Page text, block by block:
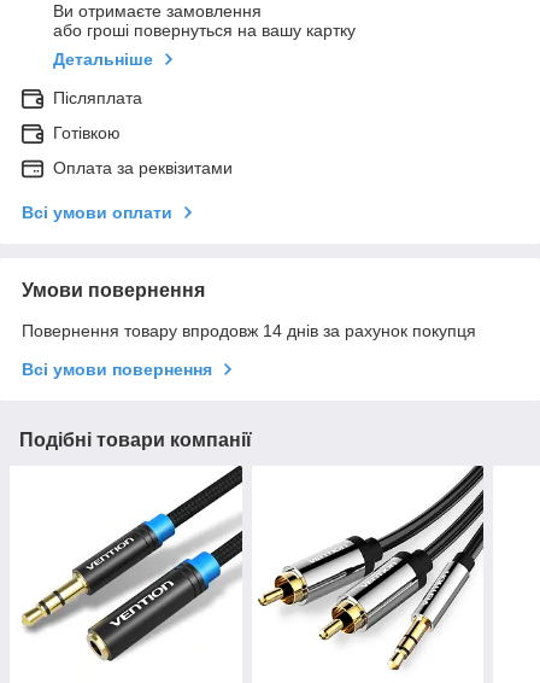
Ви отримаєте замовлення
або гроші повернуться на вашу картку
Детальніше
Післяплата
Готівкою
Оплата за реквізитами
Всі умови оплати
Умови повернення
Повернення товару впродовж 14 днів за рахунок покупця
Всі умови повернення
Подібні товари компанії